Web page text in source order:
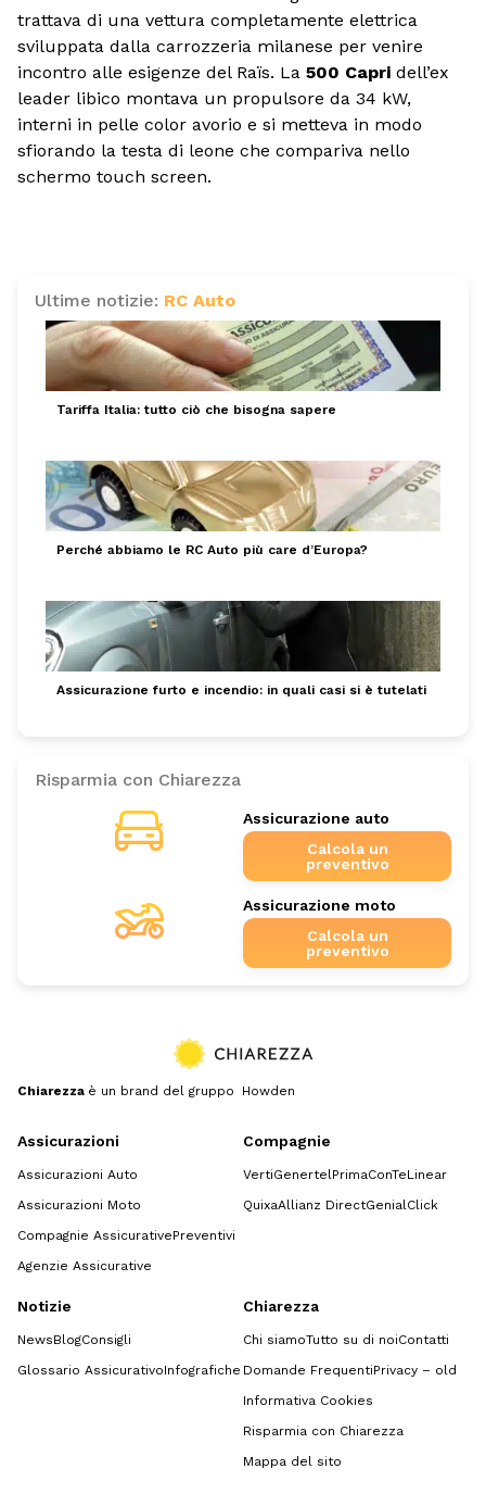
trattava di una vettura completamente elettrica
sviluppata dalla carrozzeria milanese per venire
incontro alle esigenze del Raïs. La 500 Capri dell’ex
leader libico montava un propulsore da 34 kW,
interni in pelle color avorio e si metteva in modo
sfiorando la testa di leone che compariva nello
schermo touch screen.
Ultime notizie: RC Auto
Tariffa Italia: tutto ciò che bisogna sapere
Perché abbiamo le RC Auto più care d’Europa?
Assicurazione furto e incendio: in quali casi si è tutelati
Risparmia con Chiarezza
Assicurazione auto
Calcola un
preventivo
Assicurazione moto
Calcola un
preventivo
Chiarezza è un brand del gruppo Howden
Assicurazioni
Assicurazioni Auto
Assicurazioni Moto
Compagnie AssicurativePreventivi
Agenzie Assicurative
Compagnie
VertiGenertelPrimaConTeLinear
QuixaAllianz DirectGenialClick
Notizie
NewsBlogConsigli
Glossario AssicurativoInfografiche
Chiarezza
Chi siamoTutto su di noiContatti
Domande FrequentiPrivacy – old
Informativa Cookies
Risparmia con Chiarezza
Mappa del sito